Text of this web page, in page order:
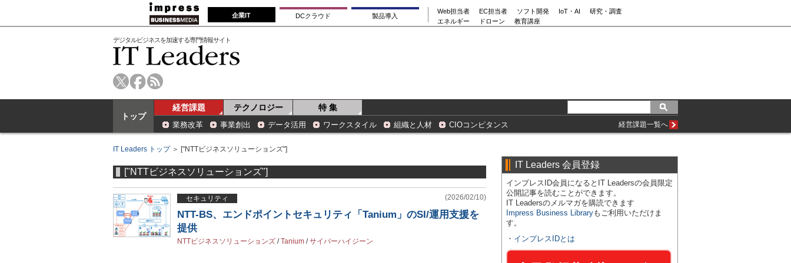
企業IT DCクラウド 製品導入
Web担当者 EC担当者 ソフト開発 IoT・AI
研究・調査
エネルギー
ドローン 教育講座
デジタルビジネスを加速する専門情報サイト
トップ
経営課題 テクノロジー 特 集
業務改革 事業創出 データ活用 ワークスタイル 組織と人材 CIOコンピタンス 経営課題一覧へ
IT Leaders トップ＞ ["NTTビジネスソリューションズ"]
["NTTビジネスソリューションズ"]
セキュリティ (2026/02/10)
NTT-BS、エンドポイントセキュリティ「Tanium」のSI/運用支援を
提供
NTTビジネスソリューションズ /Tanium /サイバーハイジーン
IT Leaders 会員登録
インプレスID会員になるとIT Leadersの会員限定
公開記事を読むことができます。
IT Leadersのメルマガを購読できます
Impress Business Libraryもご利用いただけま
す。
・ インプレスIDとは